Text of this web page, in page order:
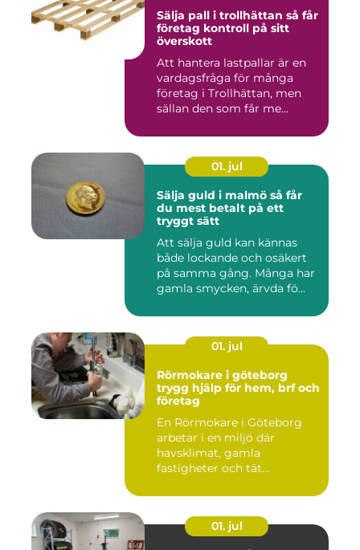
Sälja pall i trollhättan så får
företag kontroll på sitt
överskott
Att hantera lastpallar är en
vardagsfråga för många
företag i Trollhättan, men
sällan den som får me...
01. jul
Sälja guld i malmö så får
du mest betalt på ett
tryggt sätt
Att sälja guld kan kännas
både lockande och osäkert
på samma gång. Många har
gamla smycken, ärvda fö...
01. jul
Rörmokare i göteborg
trygg hjälp för hem, brf och
företag
En Rörmokare i Göteborg
arbetar i en miljö där
havsklimat, gamla
fastigheter och tät
01. jul